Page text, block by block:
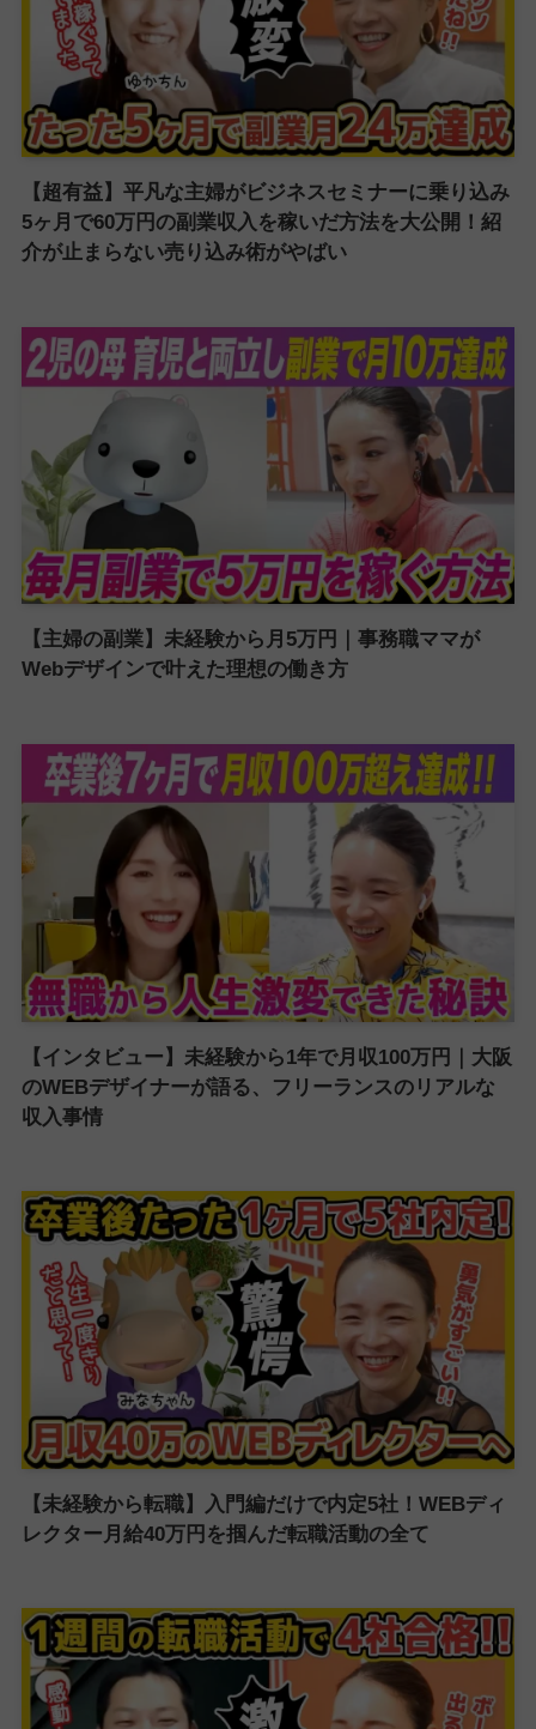
【超有益】平凡な主婦がビジネスセミナーに乗り込み
5ヶ月で60万円の副業収入を稼いだ方法を大公開！紹
介が止まらない売り込み術がやばい
【主婦の副業】未経験から月5万円｜事務職ママが
Webデザインで叶えた理想の働き方
【インタビュー】未経験から1年で月収100万円｜大阪
のWEBデザイナーが語る、フリーランスのリアルな
収入事情
【未経験から転職】入門編だけで内定5社！WEBディ
レクター月給40万円を掴んだ転職活動の全て